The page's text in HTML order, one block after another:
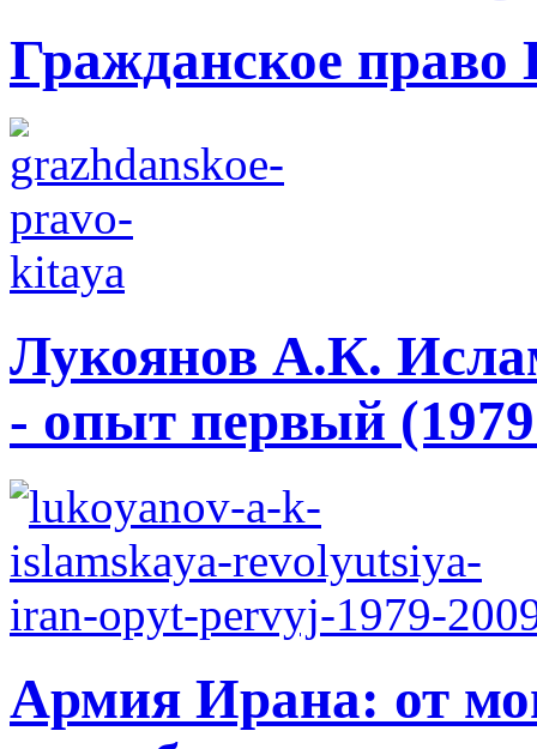
Гражданское право
Лукоянов А.К.
- опыт первый
Армия Ирана: от